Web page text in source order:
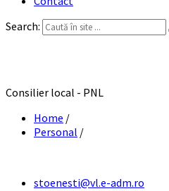
Search:
Consilier local - PNL
Home /
Personal /
stoenesti@vl.e-adm.ro